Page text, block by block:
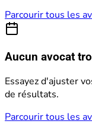
Parcourir tous les
Aucun avocat
Essayez d'ajuster
de résultats.
Parcourir tous les